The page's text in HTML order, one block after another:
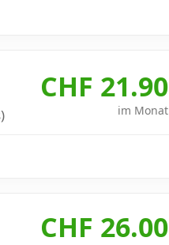
CHF 21.90
im Monat
CHF 26.00